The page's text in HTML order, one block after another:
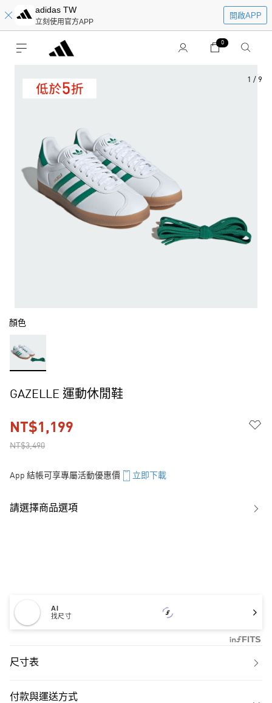
adidas TW
立刻使用官方APP
開啟APP
0
1 / 9
顏色
GAZELLE 運動休閒鞋
NT$3,490
NT$1,199
App 結帳可享專屬活動優惠價 立即下載
請選擇商品選項
AI
找尺寸
尺寸表
付款與運送方式